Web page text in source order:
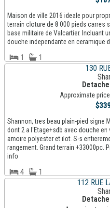
Maison de ville 2016 ideale pour
terrain cloture de 8 000 pieds carres
base militaire de Valcartier. Incluant
douche independante en ceramique
1 1
130
Approximate
Shannon, tres beau plain-pied signe
dont 2 a l'Etage+sdb avec douche
amoire polyester et ilot. S-s
rangement. Grand terrain +33000pc.
info
4 1
112 RUE